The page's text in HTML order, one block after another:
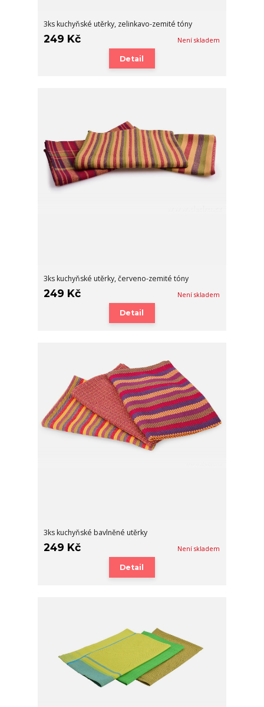
3ks kuchyňské utěrky, zelinkavo-zemité tóny
249 Kč Není skladem
Detail
3ks kuchyňské utěrky, červeno-zemité tóny
249 Kč Není skladem
Detail
3ks kuchyňské bavlněné utěrky
249 Kč Není skladem
Detail